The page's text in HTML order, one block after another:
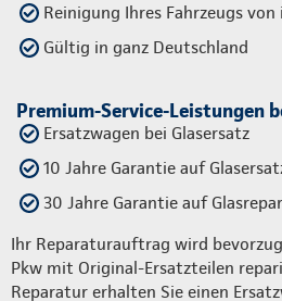
Reinigung Ihres Fahrzeugs
Gültig in ganz Deutschland
Premium-Service-Leistungen
Ersatzwagen bei Glasersatz
10 Jahre Garantie auf
30 Jahre Garantie auf
Ihr Reparaturauftrag wird
Pkw mit Original-Ersatzteilen
Reparatur erhalten Sie einen